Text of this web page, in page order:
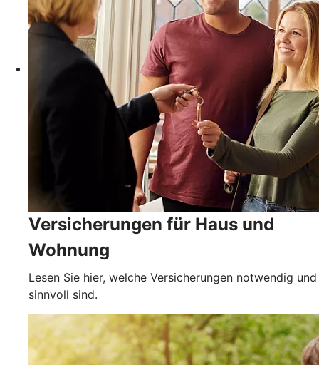
Versicherungen für Haus und
Wohnung
Lesen Sie hier, welche Versicherungen notwendig und
sinnvoll sind.